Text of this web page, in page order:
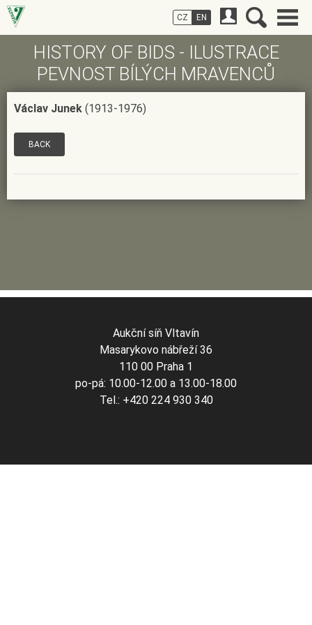
HISTORY OF BIDS - ILUSTRACE
PEVNOST BÍLÝCH MRAVENCŮ
Václav Junek (1913-1976)
BACK
CZ EN
Aukční síň Vltavín
Masarykovo nábřeží 36
110 00 Praha 1
po-pá: 10.00-12.00 a 13.00-18.00
Tel.: +420 224 930 340